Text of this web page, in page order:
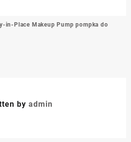
in-Place Makeup Pump pompka do
by admin